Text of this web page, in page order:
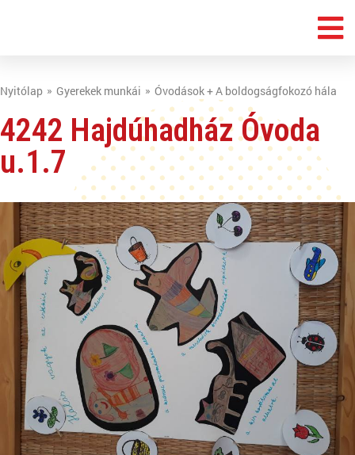
Nyitólap Gyerekek munkái Óvodások + A boldogságfokozó hála
4242 Hajdúhadház Óvoda
u.1.7